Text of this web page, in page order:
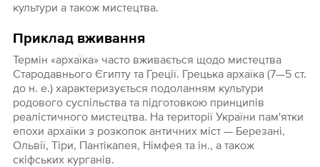
культури а також мистецтва.
Приклад вживання
Термін «архаїка» часто вживається щодо мистецтва
Стародавнього Єгипту та Греції. Грецька архаїка (7—5 ст.
до н. е.) характеризується подоланням культури
родового суспільства та підготовкою принципів
реалістичного мистецтва. На території України пам'ятки
епохи архаїки з розкопок античних міст — Березані,
Ольвії, Тіри, Пантікапея, Німфея та ін., а також
скіфських курганів.